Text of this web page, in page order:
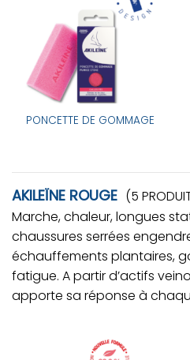
PONCETTE DE GOMMAGE
AKILEÏNE ROUGE (5
Marche, chaleur, longues
chaussures serrées
échauffements plantaires,
fatigue. A partir d’actifs
apporte sa réponse à